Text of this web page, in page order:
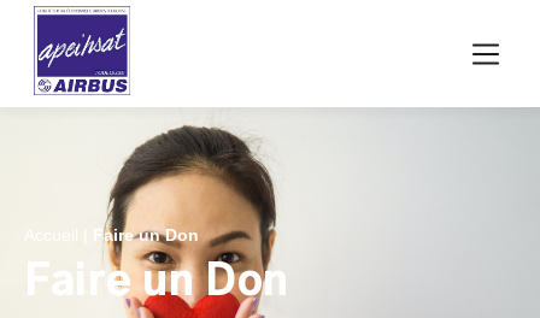
Accueil Faire un Don
Faire un Don